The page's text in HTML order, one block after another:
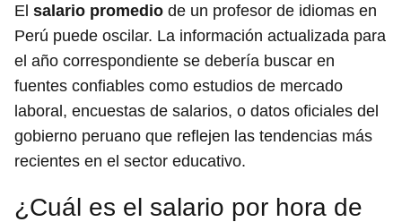
El salario promedio de un profesor de idiomas en
Perú puede oscilar. La información actualizada para
el año correspondiente se debería buscar en
fuentes confiables como estudios de mercado
laboral, encuestas de salarios, o datos oficiales del
gobierno peruano que reflejen las tendencias más
recientes en el sector educativo.
¿Cuál es el salario por hora de